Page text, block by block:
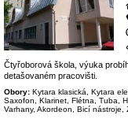
Čtyřoborová škola, výuka
detašovaném pracovišti.
Obory: Kytara klasická, Kytara
Saxofon, Klarinet, Flétna, Tuba,
Varhany, Akordeon, Bicí nástroje,